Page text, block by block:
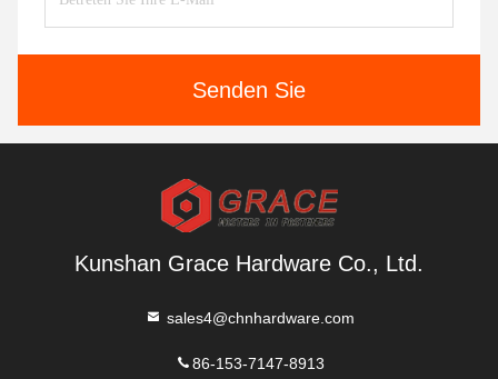
Senden Sie
Kunshan Grace Hardware Co., Ltd.
sales4@chnhardware.com
86-153-7147-8913